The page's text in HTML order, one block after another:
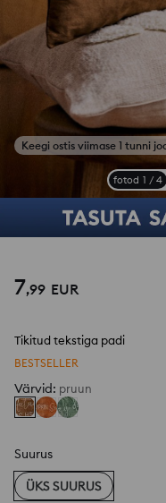
fotod 1 / 4
7,99 EUR
Tikitud tekstiga padi
BESTSELLER
Värvid: pruun
Suurus
ÜKS SUURUS